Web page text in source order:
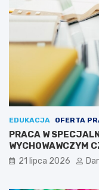
EDUKACJA OFERTA
PRACA W
WYCHOWAWCZYM
21 lipca 2026